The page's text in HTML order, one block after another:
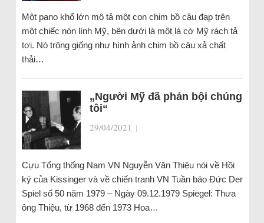
Một pano khổ lớn mô tả một con chim bồ câu đạp trên
một chiếc nón lính Mỹ, bên dưới là một lá cờ Mỹ rách tả
tơi. Nó trông giống như hình ảnh chim bồ câu xả chất
thải…
„Người Mỹ đã phản bội chúng
tôi“
29/04/2021 |
Cựu Tổng thống Nam VN Nguyễn Văn Thiệu nói về Hồi
ký của Kissinger và về chiến tranh VN Tuần báo Đức Der
Spiel số 50 năm 1979 – Ngày 09.12.1979 Spiegel: Thưa
ông Thiệu, từ 1968 đến 1973 Hoa…